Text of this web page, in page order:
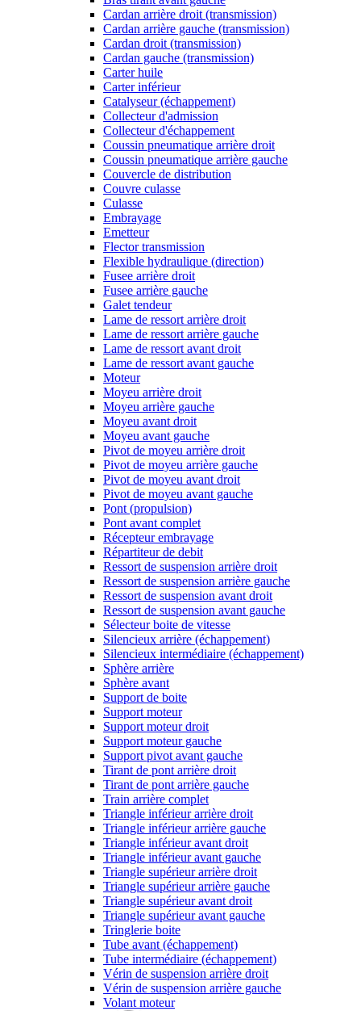
Cardan arrière droit (transmission)
Cardan arrière gauche (transmission)
Cardan droit (transmission)
Cardan gauche (transmission)
Carter huile
Carter inférieur
Catalyseur (échappement)
Collecteur d'admission
Collecteur d'échappement
Coussin pneumatique arrière droit
Coussin pneumatique arrière gauche
Couvercle de distribution
Couvre culasse
Culasse
Embrayage
Emetteur
Flector transmission
Flexible hydraulique (direction)
Fusee arrière droit
Fusee arrière gauche
Galet tendeur
Lame de ressort arrière droit
Lame de ressort arrière gauche
Lame de ressort avant droit
Lame de ressort avant gauche
Moteur
Moyeu arrière droit
Moyeu arrière gauche
Moyeu avant droit
Moyeu avant gauche
Pivot de moyeu arrière droit
Pivot de moyeu arrière gauche
Pivot de moyeu avant droit
Pivot de moyeu avant gauche
Pont (propulsion)
Pont avant complet
Récepteur embrayage
Répartiteur de debit
Ressort de suspension arrière droit
Ressort de suspension arrière gauche
Ressort de suspension avant droit
Ressort de suspension avant gauche
Sélecteur boite de vitesse
Silencieux arrière (échappement)
Silencieux intermédiaire (échappement)
Sphère arrière
Sphère avant
Support de boite
Support moteur
Support moteur droit
Support moteur gauche
Support pivot avant gauche
Tirant de pont arrière droit
Tirant de pont arrière gauche
Train arrière complet
Triangle inférieur arrière droit
Triangle inférieur arrière gauche
Triangle inférieur avant droit
Triangle inférieur avant gauche
Triangle supérieur arrière droit
Triangle supérieur arrière gauche
Triangle supérieur avant droit
Triangle supérieur avant gauche
Tringlerie boite
Tube avant (échappement)
Tube intermédiaire (échappement)
Vérin de suspension arrière droit
Vérin de suspension arrière gauche
Volant moteur